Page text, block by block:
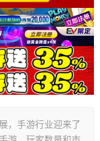
，手游行业迎来了